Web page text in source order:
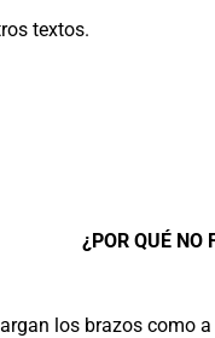
textos.
¿POR QUÉ NO
los brazos como